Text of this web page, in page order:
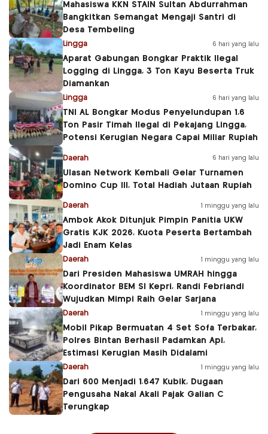
Mahasiswa KKN STAIN Sultan Abdurrahman
Bangkitkan Semangat Mengaji Santri di
Desa Tembeling
Lingga 6 hari yang lalu
Aparat Gabungan Bongkar Praktik Ilegal
Logging di Lingga, 3 Ton Kayu Beserta Truk
Diamankan
Lingga 6 hari yang lalu
TNI AL Bongkar Modus Penyelundupan 1,6
Ton Pasir Timah Ilegal di Pekajang Lingga,
Potensi Kerugian Negara Capai Miliar Rupiah
Daerah 6 hari yang lalu
Ulasan Network Kembali Gelar Turnamen
Domino Cup III, Total Hadiah Jutaan Rupiah
Daerah 1 minggu yang lalu
Ambok Akok Ditunjuk Pimpin Panitia UKW
Gratis KJK 2026, Kuota Peserta Bertambah
Jadi Enam Kelas
Daerah 1 minggu yang lalu
Dari Presiden Mahasiswa UMRAH hingga
Koordinator BEM SI Kepri, Randi Febriandi
Wujudkan Mimpi Raih Gelar Sarjana
Daerah 1 minggu yang lalu
Mobil Pikap Bermuatan 4 Set Sofa Terbakar,
Polres Bintan Berhasil Padamkan Api,
Estimasi Kerugian Masih Didalami
Daerah 1 minggu yang lalu
Dari 600 Menjadi 1.647 Kubik, Dugaan
Pengusaha Nakal Akali Pajak Galian C
Terungkap